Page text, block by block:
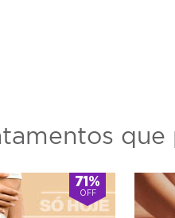
que
71%
OFF